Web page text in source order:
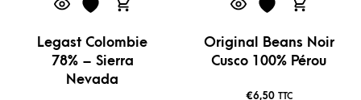
Legast Colombie
78% – Sierra
Nevada
Original Beans Noir
Cusco 100% Pérou
€6,50 TTC